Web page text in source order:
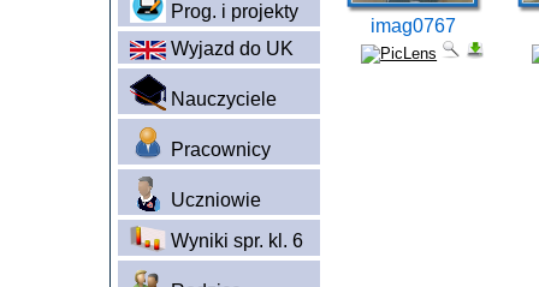
Prog. i projekty
Wyjazd do UK
Nauczyciele
Pracownicy
Uczniowie
Wyniki spr. kl. 6
imag0767